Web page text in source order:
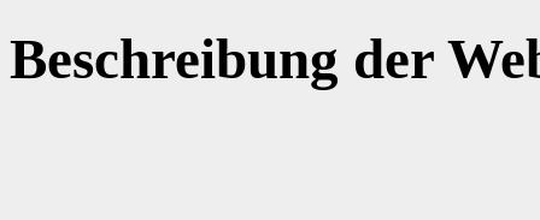
Beschreibung der